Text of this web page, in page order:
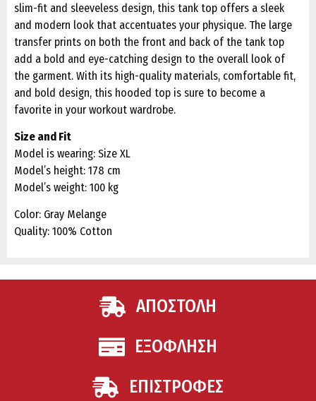
slim-fit and sleeveless design, this tank top offers a sleek
and modern look that accentuates your physique. The large
transfer prints on both the front and back of the tank top
add a bold and eye-catching design to the overall look of
the garment. With its high-quality materials, comfortable fit,
and bold design, this hooded top is sure to become a
favorite in your workout wardrobe.
Size and Fit
Model is wearing: Size XL
Model’s height: 178 cm
Model’s weight: 100 kg
Color: Gray Melange
Quality: 100% Cotton
ΑΠΟΣΤΟΛΗ
ΕΞΟΦΛΗΣΗ
ΕΠΙΣΤΡΟΦΕΣ